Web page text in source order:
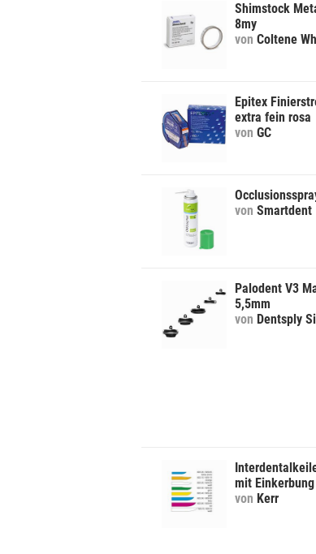
Shimstock
8my
von Coltene
Epitex
extra fein rosa
von GC
von Smartdent
Palodent V3
5,5mm
von Dentsply
mit Einkerbung
von Kerr